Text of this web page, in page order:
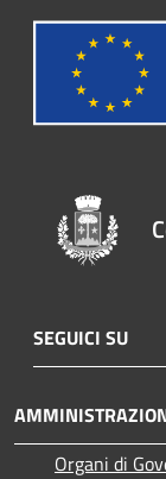
SEGUICI SU
Organi di